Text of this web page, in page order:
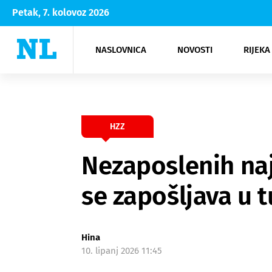
Petak, 7. kolovoz 2026
NASLOVNICA NOVOSTI
Rijeka Opatija
NK
Moda
Kultura
HZZ
Nezaposlenih
se zapošljava u
Hina
10. lipanj 2026 11:45